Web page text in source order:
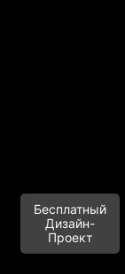
Бесплатный
Дизайн-
Проект